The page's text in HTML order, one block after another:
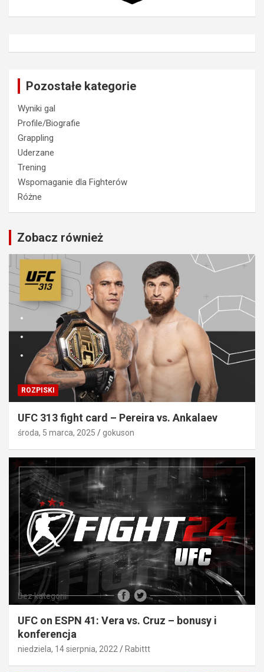
Pozostałe kategorie
Wyniki gal
Profile/Biografie
Grappling
Uderzane
Trening
Wspomaganie dla Fighterów
Różne
Zobacz również
ROZPISKI
UFC 313 fight card – Pereira vs. Ankalaev
środa, 5 marca, 2025 gokuson
Bez kategorii
UFC on ESPN 41: Vera vs. Cruz – bonusy i
konferencja
niedziela, 14 sierpnia, 2022 Rabittt